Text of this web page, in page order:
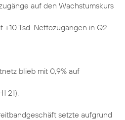
auf den Wachstumskurs
+10 Tsd. Nettozugängen in Q2
blieb mit 0,9% auf
21).
setzte aufgrund